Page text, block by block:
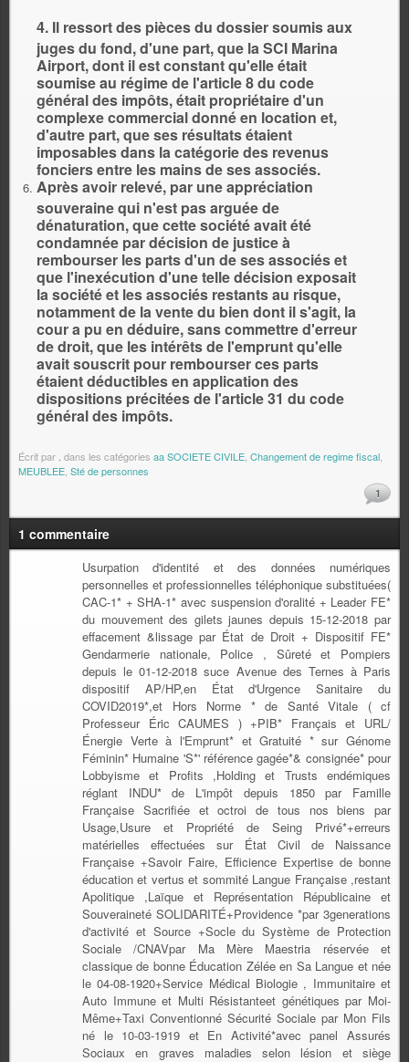
4. Il ressort des pièces du dossier soumis aux
juges du fond, d'une part, que la SCI Marina
Airport, dont il est constant qu'elle était
soumise au régime de l'article 8 du code
général des impôts, était propriétaire d'un
complexe commercial donné en location et,
d'autre part, que ses résultats étaient
imposables dans la catégorie des revenus
fonciers entre les mains de ses associés.
Après avoir relevé, par une appréciation
souveraine qui n'est pas arguée de
dénaturation, que cette société avait été
condamnée par décision de justice à
rembourser les parts d'un de ses associés et
que l'inexécution d'une telle décision exposait
la société et les associés restants au risque,
notamment de la vente du bien dont il s'agit, la
cour a pu en déduire, sans commettre d'erreur
de droit, que les intérêts de l'emprunt qu'elle
avait souscrit pour rembourser ces parts
étaient déductibles en application des
dispositions précitées de l'article 31 du code
général des impôts.
Écrit par dans les catégories aa SOCIETE CIVILE Changement de regime fiscal
MEUBLEE Sté de personnes
1
1 commentaire
Usurpation d'identité et des données numériques
personnelles et professionnelles téléphonique substituées(
CAC-1* + SHA-1* avec suspension d'oralité + Leader FE*
du mouvement des gilets jaunes depuis 15-12-2018 par
effacement &lissage par État de Droit + Dispositif FE*
Gendarmerie nationale, Police , Sûreté et Pompiers
depuis le 01-12-2018 suce Avenue des Ternes à Paris
dispositif AP/HP,en État d'Urgence Sanitaire du
COVID2019*,et Hors Norme * de Santé Vitale ( cf
Professeur Éric CAUMES ) +PIB* Français et URL/
Énergie Verte à l'Emprunt* et Gratuité * sur Génome
Féminin* Humaine 'S*' référence gagée*& consignée* pour
Lobbyisme et Profits ,Holding et Trusts endémiques
réglant INDU* de L'impôt depuis 1850 par Famille
Française Sacrifiée et octroi de tous nos biens par
Usage,Usure et Propriété de Seing Privé*+erreurs
matérielles effectuées sur État Civil de Naissance
Française +Savoir Faire, Efficience Expertise de bonne
éducation et vertus et sommité Langue Française ,restant
Apolitique ,Laïque et Représentation Républicaine et
Souveraineté SOLIDARITÉ+Providence *par 3generations
d'activité et Source +Socle du Système de Protection
Sociale /CNAVpar Ma Mère Maestria réservée et
classique de bonne Éducation Zélée en Sa Langue et née
le 04-08-1920+Service Médical Biologie , Immunitaire et
Auto Immune et Multi Résistanteet génétiques par Moi-
Même+Taxi Conventionné Sécurité Sociale par Mon Fils
né le 10-03-1919 et En Activité*avec panel Assurés
Sociaux en graves maladies selon lésion et siège